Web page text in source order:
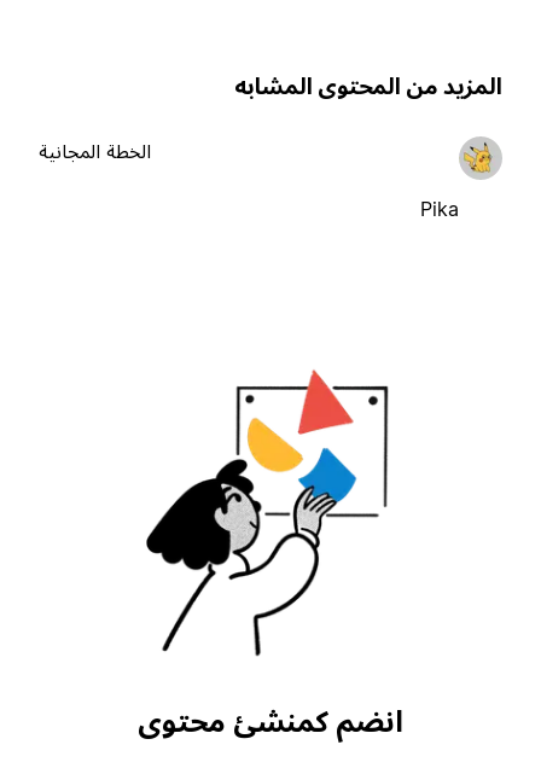
من المحتوى المشابه
الخطة المجانية
انضم كمنشئ محتوى